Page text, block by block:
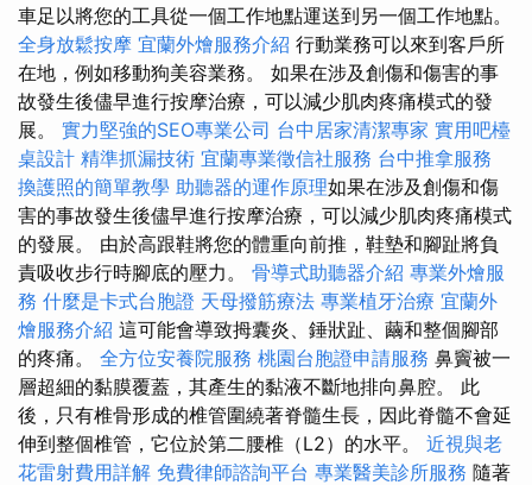
車足以將您的工具從一個工作地點運送到另一個工作地點。
全身放鬆按摩 宜蘭外燴服務介紹 行動業務可以來到客戶所
在地，例如移動狗美容業務。 如果在涉及創傷和傷害的事
故發生後儘早進行按摩治療，可以減少肌肉疼痛模式的發
展。 實力堅強的SEO專業公司 台中居家清潔專家 實用吧檯
桌設計 精準抓漏技術 宜蘭專業徵信社服務 台中推拿服務
換護照的簡單教學 助聽器的運作原理如果在涉及創傷和傷
害的事故發生後儘早進行按摩治療，可以減少肌肉疼痛模式
的發展。 由於高跟鞋將您的體重向前推，鞋墊和腳趾將負
責吸收步行時腳底的壓力。 骨導式助聽器介紹 專業外燴服
務 什麼是卡式台胞證 天母撥筋療法 專業植牙治療 宜蘭外
燴服務介紹 這可能會導致拇囊炎、錘狀趾、繭和整個腳部
的疼痛。 全方位安養院服務 桃園台胞證申請服務 鼻竇被一
層超細的黏膜覆蓋，其產生的黏液不斷地排向鼻腔。 此
後，只有椎骨形成的椎管圍繞著脊髓生長，因此脊髓不會延
伸到整個椎管，它位於第二腰椎（L2）的水平。 近視與老
花雷射費用詳解 免費律師諮詢平台 專業醫美診所服務 隨著